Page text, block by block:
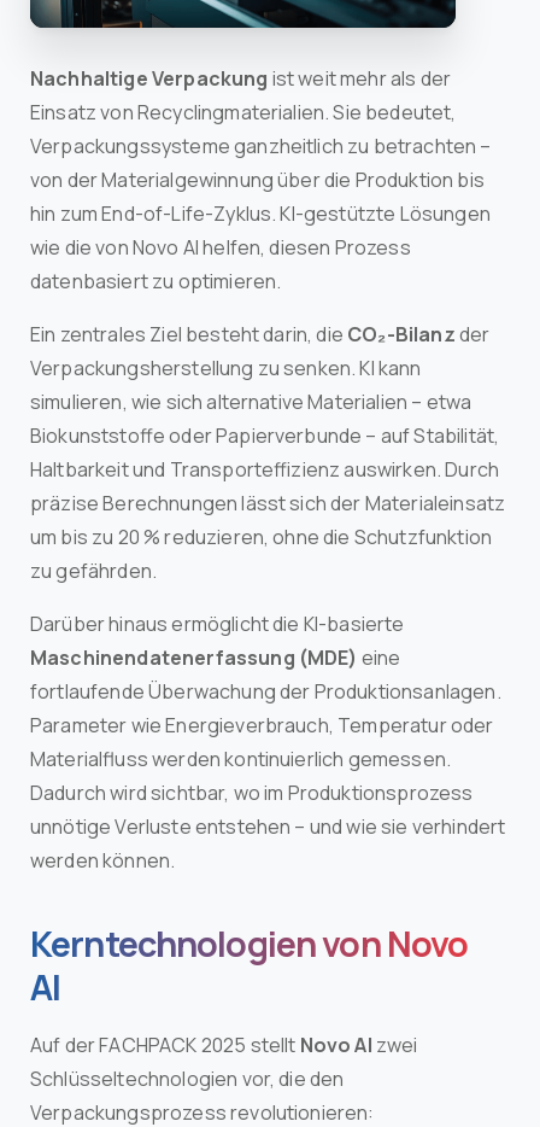
Nachhaltige Verpackung ist weit mehr als der
Einsatz von Recyclingmaterialien. Sie bedeutet,
Verpackungssysteme ganzheitlich zu betrachten –
von der Materialgewinnung über die Produktion bis
hin zum End-of-Life-Zyklus. KI-gestützte Lösungen
wie die von Novo AI helfen, diesen Prozess
datenbasiert zu optimieren.
Ein zentrales Ziel besteht darin, die CO₂-Bilanzder
Verpackungsherstellung zu senken. KI kann
simulieren, wie sich alternative Materialien – etwa
Biokunststoffe oder Papierverbunde – auf Stabilität,
Haltbarkeit und Transporteffizienz auswirken. Durch
präzise Berechnungen lässt sich der Materialeinsatz
um bis zu 20 % reduzieren, ohne die Schutzfunktion
zu gefährden.
Darüber hinaus ermöglicht die KI-basierte
Maschinendatenerfassung (MDE) eine
fortlaufende Überwachung der Produktionsanlagen.
Parameter wie Energieverbrauch, Temperatur oder
Materialfluss werden kontinuierlich gemessen.
Dadurch wird sichtbar, wo im Produktionsprozess
unnötige Verluste entstehen – und wie sie verhindert
werden können.
Kerntechnologien von Novo
AI
Auf der FACHPACK 2025 stellt Novo AI zwei
Schlüsseltechnologien vor, die den
Verpackungsprozess revolutionieren: